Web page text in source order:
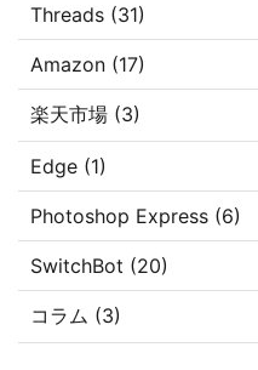
Threads (31)
Amazon (17)
楽天市場 (3)
Edge (1)
Photoshop Express (6)
SwitchBot (20)
コラム (3)